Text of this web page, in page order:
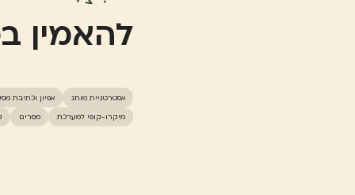
להאמין
אסטרטגיית מותג אפיון וכתיבת
מיקרו-קופי למערכת מסרים